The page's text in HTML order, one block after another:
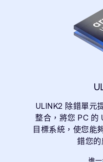
ULINK2 除錯單元
整合，將您 PC 的
目標系統，使您能
錯您的